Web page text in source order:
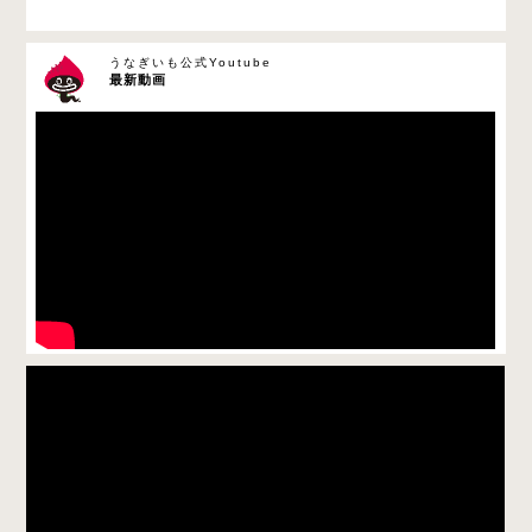
最新動画
うなぎいも公式Youtube